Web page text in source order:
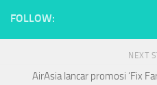
FOLLOW:
NEXT
AirAsia lancar promosi ‘Fix